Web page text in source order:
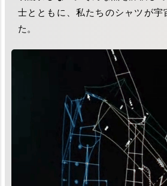
士とともに、私たちのシャツが宇
た。